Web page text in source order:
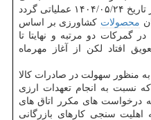
محدود کرد که مقرر بود این مورد از تاریخ ۱۴۰۴/۰۵/۲۴ عملیاتی گردد
محصولات کشاورزی بر اساس
گمرکات دو مرتبه و نهایتا تا
افتاد لکن از آغاز مهرماه
منظور سهولت در صادرات کالا
نسبت به انجام تعهدات ارزی
درخواست های مکرر اتاق های
سنجی کارهای بازرگانی